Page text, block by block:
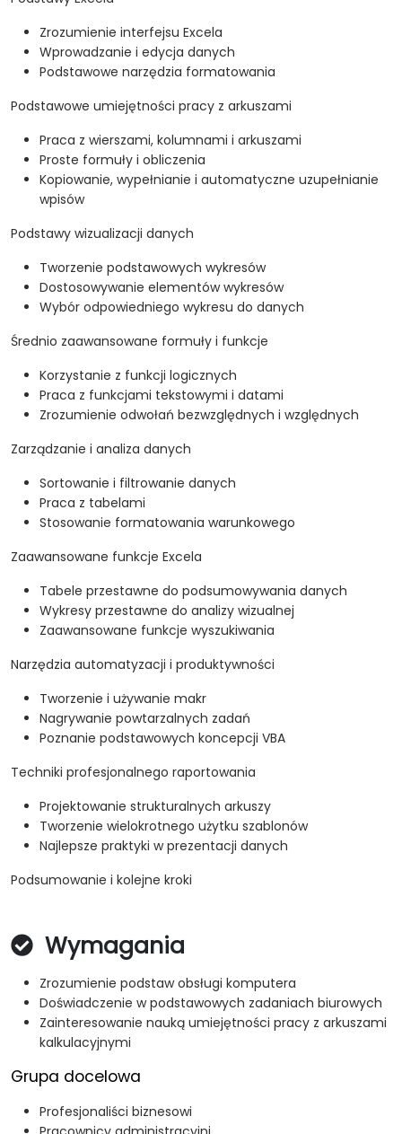
Zrozumienie interfejsu Excela
Wprowadzanie i edycja danych
Podstawowe narzędzia formatowania
Podstawowe umiejętności pracy z arkuszami
Praca z wierszami, kolumnami i arkuszami
Proste formuły i obliczenia
Kopiowanie, wypełnianie i automatyczne uzupełnianie
wpisów
Podstawy wizualizacji danych
Tworzenie podstawowych wykresów
Dostosowywanie elementów wykresów
Wybór odpowiedniego wykresu do danych
Średnio zaawansowane formuły i funkcje
Korzystanie z funkcji logicznych
Praca z funkcjami tekstowymi i datami
Zrozumienie odwołań bezwzględnych i względnych
Zarządzanie i analiza danych
Sortowanie i filtrowanie danych
Praca z tabelami
Stosowanie formatowania warunkowego
Zaawansowane funkcje Excela
Tabele przestawne do podsumowywania danych
Wykresy przestawne do analizy wizualnej
Zaawansowane funkcje wyszukiwania
Narzędzia automatyzacji i produktywności
Tworzenie i używanie makr
Nagrywanie powtarzalnych zadań
Poznanie podstawowych koncepcji VBA
Techniki profesjonalnego raportowania
Projektowanie strukturalnych arkuszy
Tworzenie wielokrotnego użytku szablonów
Najlepsze praktyki w prezentacji danych
Podsumowanie i kolejne kroki
Wymagania
Zrozumienie podstaw obsługi komputera
Doświadczenie w podstawowych zadaniach biurowych
Zainteresowanie nauką umiejętności pracy z arkuszami
kalkulacyjnymi
Grupa docelowa
Profesjonaliści biznesowi